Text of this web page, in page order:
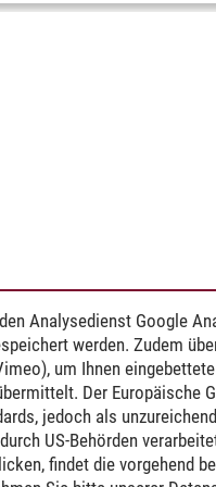
Analysedienst Google
werden. Zudem
um Ihnen
Der Europäische
jedoch als
US-Behörden
findet die vorgehend